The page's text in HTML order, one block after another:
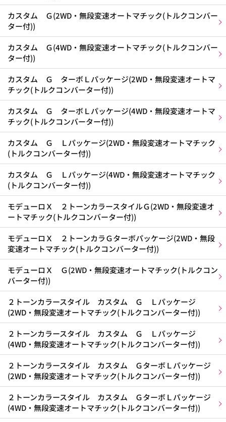
カスタム Ｇ(2WD・無段変速オートマチック(トルクコンバー
ター付))
カスタム Ｇ(4WD・無段変速オートマチック(トルクコンバー
ター付))
カスタム Ｇ ターボＬパッケージ(2WD・無段変速オートマ
チック(トルクコンバーター付))
カスタム Ｇ ターボＬパッケージ(4WD・無段変速オートマ
チック(トルクコンバーター付))
カスタム Ｇ Ｌパッケージ(2WD・無段変速オートマチック
(トルクコンバーター付))
カスタム Ｇ Ｌパッケージ(4WD・無段変速オートマチック
(トルクコンバーター付))
モデューロＸ ２トーンカラースタイルＧ(2WD・無段変速オ
ートマチック(トルクコンバーター付))
モデューロＸ ２トーンカラＧターボパッケージ(2WD・無段
変速オートマチック(トルクコンバーター付))
モデューロＸ Ｇ(2WD・無段変速オートマチック(トルクコン
バーター付))
２トーンカラースタイル カスタム Ｇ Ｌパッケージ
(2WD・無段変速オートマチック(トルクコンバーター付))
２トーンカラースタイル カスタム Ｇ Ｌパッケージ
(4WD・無段変速オートマチック(トルクコンバーター付))
２トーンカラースタイル カスタム ＧターボＬパッケージ
(2WD・無段変速オートマチック(トルクコンバーター付))
２トーンカラースタイル カスタム ＧターボＬパッケージ
(4WD・無段変速オートマチック(トルクコンバーター付))